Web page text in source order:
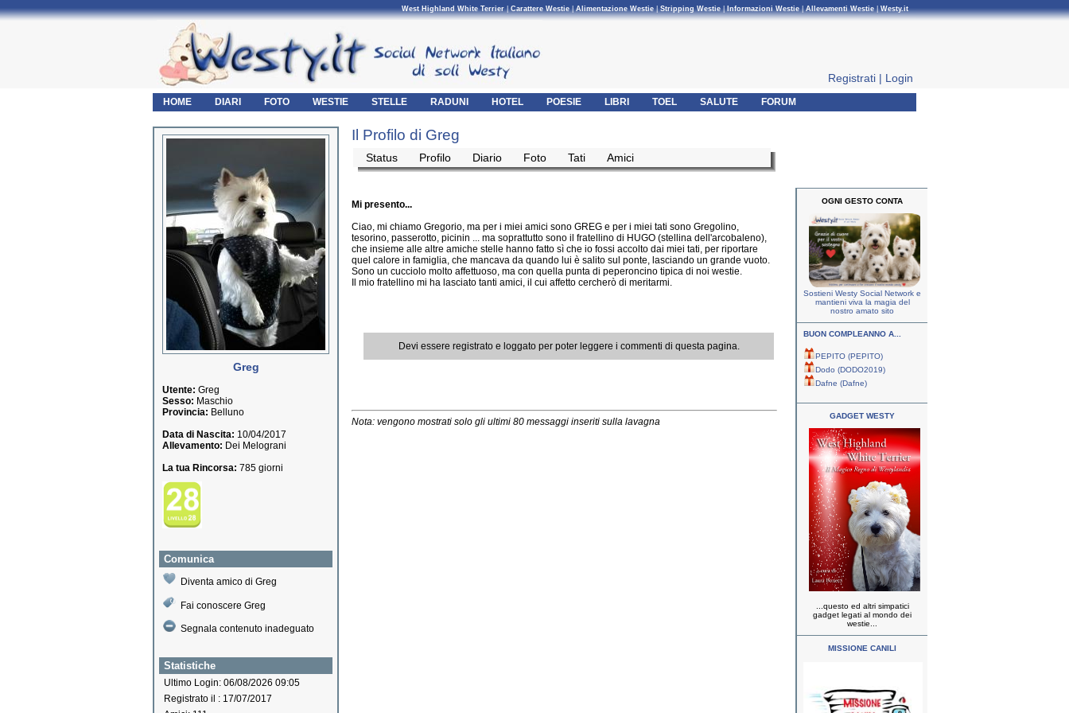
West Highland White Terrier|Carattere Westie|Alimentazione Westie|Stripping Westie| Informazioni Westie|Allevamenti Westie|Westy.it
Registrati | Login
HOME DIARI FOTO WESTIE STELLE RADUNI HOTEL POESIE LIBRI TOEL SALUTE FORUM
Greg
Utente: Greg
Sesso: Maschio
Provincia: Belluno
Data di Nascita: 10/04/2017
Allevamento: Dei Melograni
La tua Rincorsa: 785 giorni
Comunica
Diventa amico di Greg
Fai conoscere Greg
Segnala contenuto inadeguato
Statistiche
Ultimo Login: 06/08/2026 09:05
Registrato il : 17/07/2017
Il Profilo di Greg
Status Profilo Diario Foto Tati Amici
Mi presento...
Ciao, mi chiamo Gregorio, ma per i miei amici sono GREG e per i miei tati sono Gregolino,
tesorino, passerotto, picinin ... ma soprattutto sono il fratellino di HUGO (stellina dell'arcobaleno),
che insieme alle altre amiche stelle hanno fatto sì che io fossi accolto dai miei tati, per riportare
quel calore in famiglia, che mancava da quando lui è salito sul ponte, lasciando un grande vuoto.
Sono un cucciolo molto affettuoso, ma con quella punta di peperoncino tipica di noi westie.
Il mio fratellino mi ha lasciato tanti amici, il cui affetto cercherò di meritarmi.
Devi essere registrato e loggato per poter leggere i commenti di questa pagina.
Nota: vengono mostrati solo gli ultimi 80 messaggi inseriti sulla lavagna
OGNI GESTO CONTA
Sostieni Westy Social Network e
mantieni viva la magia del
nostro amato sito
BUON COMPLEANNO A...
PEPITO (PEPITO)
Dodo (DODO2019)
Dafne (Dafne)
GADGET WESTY
...questo ed altri simpatici
gadget legati al mondo dei
westie...
MISSIONE CANILI